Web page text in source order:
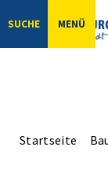
SUCHE MENÜ
Startseite